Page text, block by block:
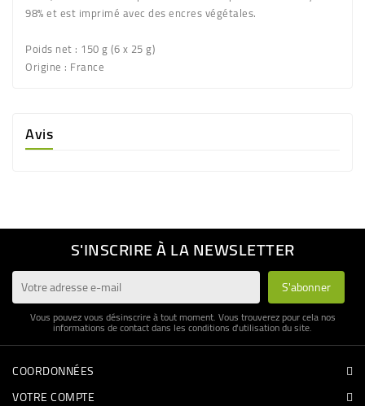
98% et est imprimé avec des encres végétales.
Poids net : 150 g (6 x 25 g)
Origine : France
Avis
S'INSCRIRE À LA NEWSLETTER
Vous pouvez vous désinscrire à tout moment. Vous trouverez pour cela nos
informations de contact dans les conditions d'utilisation du site.
COORDONNÉES
VOTRE COMPTE